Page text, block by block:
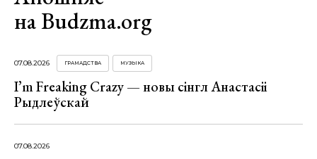
на Budzma.org
07.08.2026 ГРАМАДСТВА МУЗЫКА
I’m Freaking Crazy — новы сінгл Анастасіі
Рыдлеўскай
07.08.2026